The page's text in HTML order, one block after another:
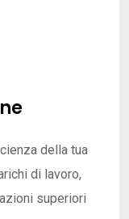
della tua
di lavoro,
superiori